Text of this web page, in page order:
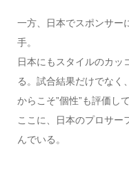
一方、日本でスポンサー
手。
日本にもスタイルのカッ
る。試合結果だけでなく
からこそ”個性”も評価し
ここに、日本のプロサー
んでいる。